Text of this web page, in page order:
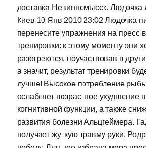
доставка Невинномысск. Людочка
Киев 10 Янв 2010 23:02 Людочка
перенесите упражнения на пресс
тренировки: к этому моменту они
разогреются, поучаствовав в
а значит, результат тренировки
лучше! Высокое потребление
ослабляет возрастное ухудшение
когнитивной функции, а также
развития болезни Альцгеймера.
получает жуткую травму руки,